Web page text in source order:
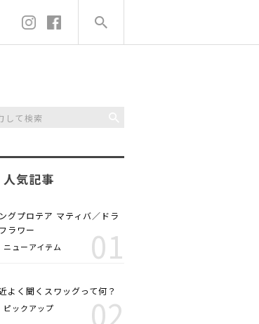
人気記事
グプロテア マティバ／ドラ
ラワー
ニューアイテム 01
よく聞くスワッグって何？
ピックアップ 02